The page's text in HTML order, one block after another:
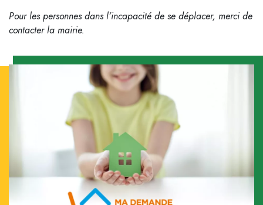
Pour les personnes dans l’incapacité de se déplacer, merci de
contacter la mairie.